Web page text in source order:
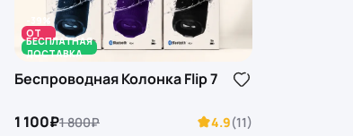
-39%
ОТ
30 K
БЕСПЛАТНАЯ
ДОСТАВКА
Беспроводная Колонка Flip 7
1 100₽1 800₽ 4.9(11)